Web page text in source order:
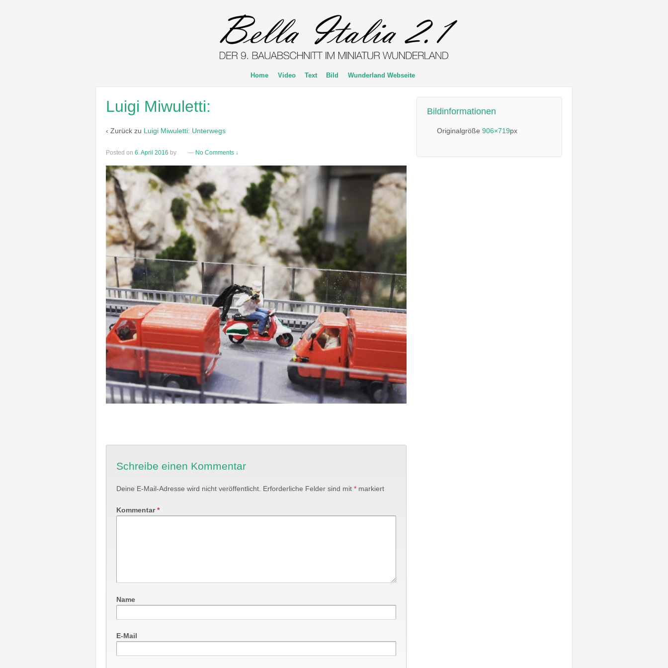
Home Video Text Bild Wunderland Webseite
Luigi Miwuletti:
‹ Zurück zu Luigi Miwuletti: Unterwegs
Posted on 6. April 2016 by — No Comments ↓
Schreibe einen Kommentar
Deine E-Mail-Adresse wird nicht veröffentlicht. Erforderliche Felder sind mit * markiert
Kommentar*
Name
E-Mail
Bildinformationen
Originalgröße906×719px